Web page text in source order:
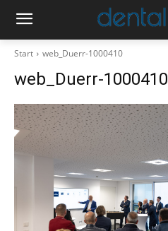
Start web_Duerr-1000410
web_Duerr-1000410